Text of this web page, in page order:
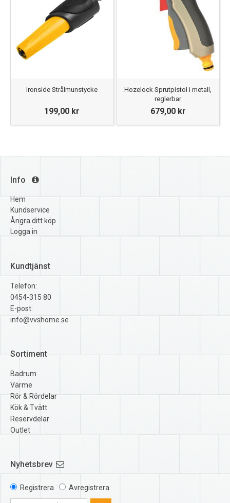
Ironside Strålmunstycke
199,00 kr
Hozelock Sprutpistol i metall,
reglerbar
679,00 kr
Info
Hem
Kundservice
Ångra ditt köp
Logga in
Kundtjänst
Telefon:
0454-315 80
E-post:
info@vvshome.se
Sortiment
Badrum
Värme
Rör & Rördelar
Kök & Tvätt
Reservdelar
Outlet
Nyhetsbrev
Registrera Avregistrera